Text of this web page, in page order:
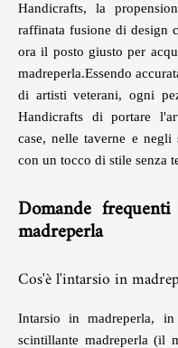
Handicrafts, la
raffinata fusione di design
ora il posto giusto per
madreperla.Essendo
di artisti veterani, ogni
Handicrafts di portare
case, nelle taverne e
con un tocco di stile senza
Domande
madreperla
Cos'è l'intarsio in
Intarsio in madreperla,
scintillante madreperla (il